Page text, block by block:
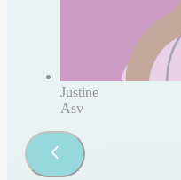
Justine
Asv